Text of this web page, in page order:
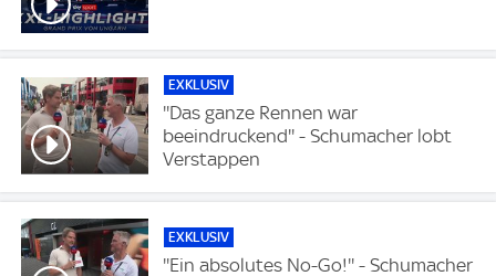
EXKLUSIV
''Das ganze Rennen war
beeindruckend'' - Schumacher lobt
Verstappen
EXKLUSIV
''Ein absolutes No-Go!'' - Schumacher